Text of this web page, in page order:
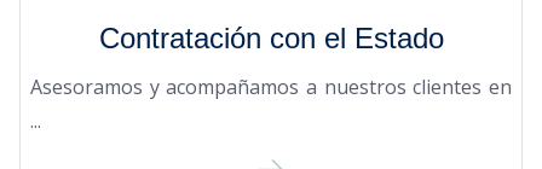
Contratación con el Estado
Asesoramos y acompañamos a nuestros clientes en
...